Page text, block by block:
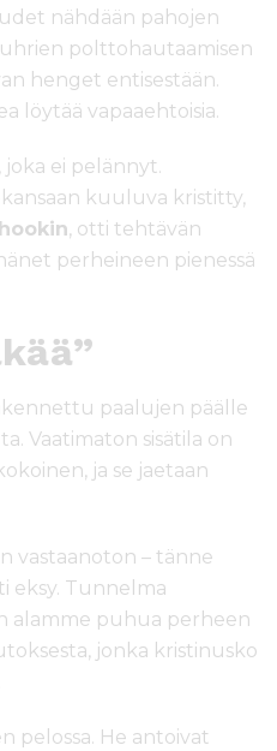
nähdään pahojen
polttohautaamisen
henget entisestään.
löytää vapaaehtoisia.
joka ei pelännyt.
kuuluva kristitty,
, otti tehtävän
perheineen pienessä
paalujen päälle
Vaatimaton sisätila on
ja se jaetaan
vastaanoton – tänne
eksy. Tunnelma
puhua perheen
jonka kristinusko
pelossa. He antoivat